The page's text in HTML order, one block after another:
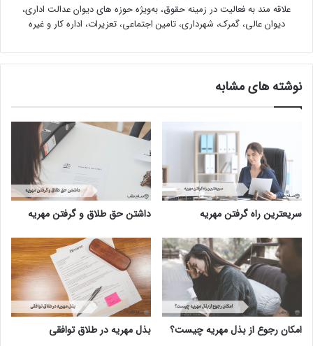
علاقه مند به فعالیت در زمینه حقوق، به‌ویژه حوزه های دیوان عدالت اداری،
دیوان عالی، گمرک، شهرداری، تامین اجتماعی، تعزیرات، اداره کار و غیره
نوشته های مشابه
سریعترین راه گرفتن مهریه داشتن حق طلاق و گرفتن مهریه
امکان رجوع از بذل مهریه چیست؟ بذل مهریه در طلاق توافقی